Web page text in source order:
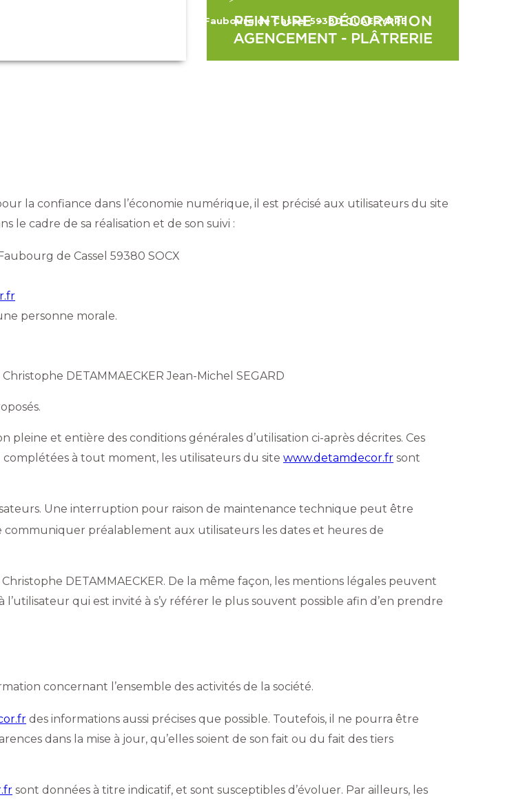
99 Faubourg de Cassel 59380 QUAEDYPRE
la confiance dans l’économie numérique, il est précisé aux utilisateurs du site
le cadre de sa réalisation et de son suivi :
de Cassel 59380 SOCX
personne morale.
DETAMMAECKER Jean-Michel SEGARD
pleine et entière des conditions générales d’utilisation ci-après décrites. Ces
complétées à tout moment, les utilisateurs du site www.detamdecor.fr sont
Une interruption pour raison de maintenance technique peut être
communiquer préalablement aux utilisateurs les dates et heures de
DETAMMAECKER. De la même façon, les mentions légales peuvent
qui est invité à s’y référer le plus souvent possible afin d’en prendre
concernant l’ensemble des activités de la société.
des informations aussi précises que possible. Toutefois, il ne pourra être
dans la mise à jour, qu’elles soient de son fait ou du fait des tiers
sont données à titre indicatif, et sont susceptibles d’évoluer. Par ailleurs, les